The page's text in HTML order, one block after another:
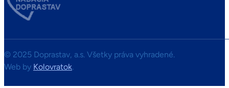
© 2025 Doprastav, a.s. Všetky práva vyhradené.
Web by Kolovratok.